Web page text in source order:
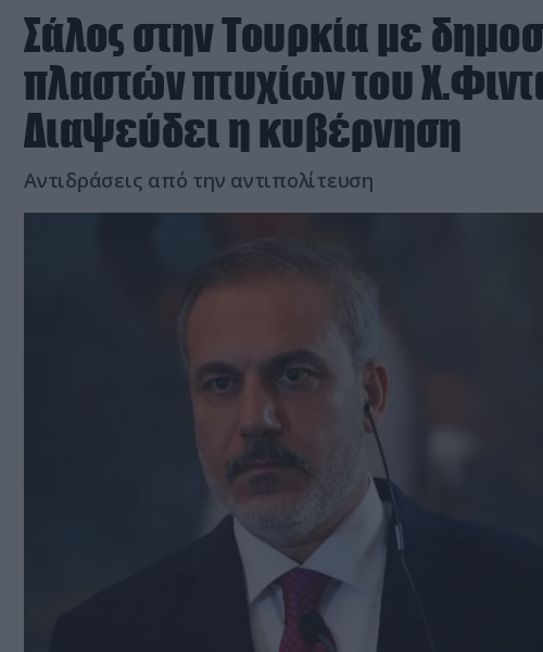
Σάλος στην Τουρκία με
πλαστών πτυχίων του
Διαψεύδει η κυβέρνηση
Αντιδράσεις από την αντιπολίτευση